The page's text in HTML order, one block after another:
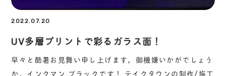
2022.07.20
UV多層プリントで彩るガラス面！
早々と酷暑お見舞い申し上げます。御機嫌いかがでしょう
か。インクマン ブラックです！ テイクタウンの制作/施工